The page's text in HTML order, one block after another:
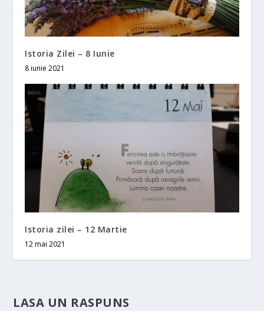
Istoria Zilei – 8 Iunie
8 iunie 2021
Istoria zilei – 12 Martie
12 mai 2021
LASA UN RASPUNS